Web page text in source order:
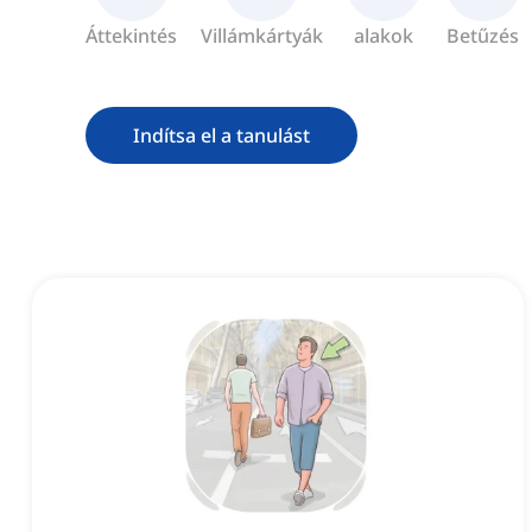
Áttekintés Villámkártyák alakok Betűzés
Indítsa el a tanulást